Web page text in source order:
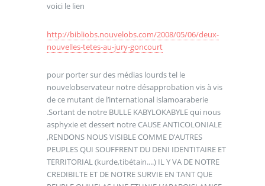
voici le lien
http://bibliobs.nouvelobs.com/2008/05/06/deux-
nouvelles-tetes-au-jury-goncourt
pour porter sur des médias lourds tel le
nouvelobservateur notre désapprobation vis à vis
de ce mutant de l’international islamoaraberie
.Sortant de notre BULLE KABYLOKABYLE qui nous
asphyxie et dessert notre CAUSE ANTICOLONIALE
,RENDONS NOUS VISIBLE COMME D’AUTRES
PEUPLES QUI SOUFFRENT DU DENI IDENTITAIRE ET
TERRITORIAL (kurde,tibétain....) IL Y VA DE NOTRE
CREDIBILTE ET DE NOTRE SURVIE EN TANT QUE